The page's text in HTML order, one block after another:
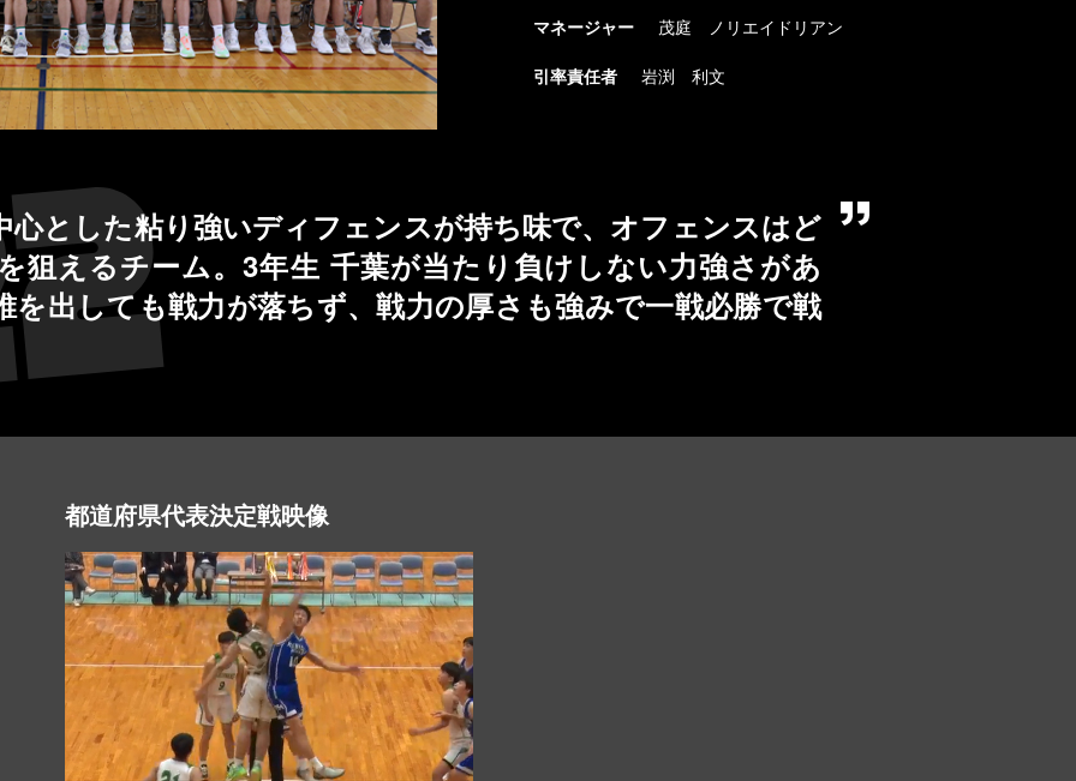
マネージャー 茂庭 ノリエイドリアン
引率責任者 岩渕 利文
心とした粘り強いディフェンスが持ち味で、オフェンスはど
狙えるチーム。3年生 千葉が当たり負けしない力強さがあ
を出しても戦力が落ちず、戦力の厚さも強みで一戦必勝で戦
都道府県代表決定戦映像